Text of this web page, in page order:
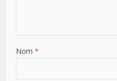
Nom *